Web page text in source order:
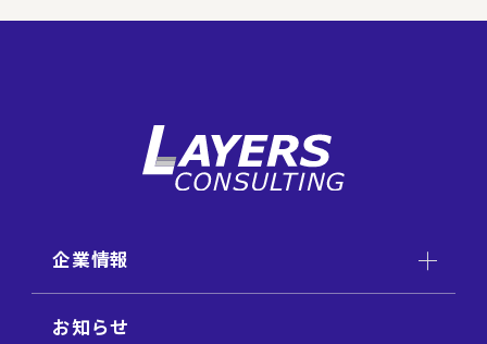
企業情報
お知らせ